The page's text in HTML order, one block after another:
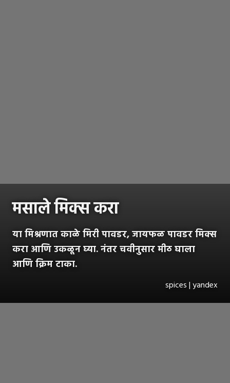
मसाले मिक्स करा
या मिश्रणात काळे मिरी पावडर, जायफळ पावडर मिक्स
करा आणि उकळून घ्या. नंतर चवीनुसार मीठ घाला
आणि क्रिम टाका.
spices | yandex